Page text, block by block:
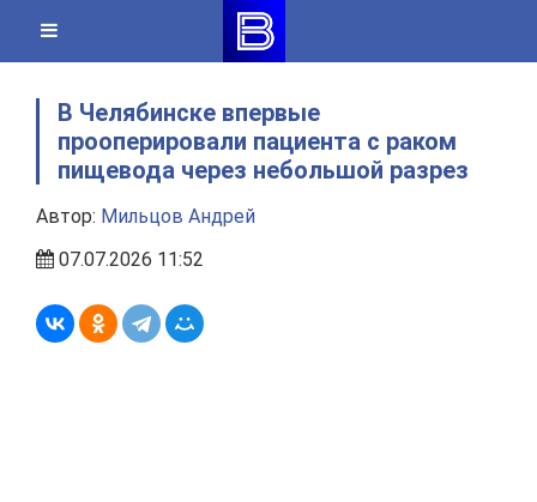
content
В Челябинске впервые
прооперировали пациента с раком
пищевода через небольшой разрез
Автор: Мильцов Андрей
07.07.2026 11:52